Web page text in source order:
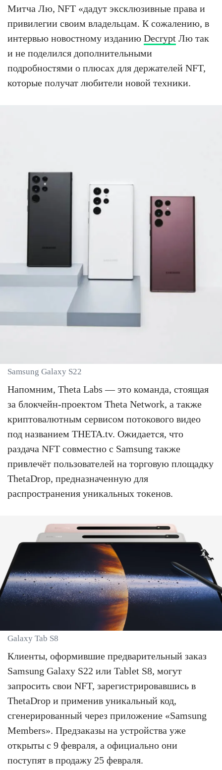
Митча Лю, NFT «дадут эксклюзивные права и
привилегии своим владельцам. К сожалению, в
интервью новостному изданию Decrypt Лю так
и не поделился дополнительными
подробностями о плюсах для держателей NFT,
которые получат любители новой техники.
Samsung Galaxy S22
Напомним, Theta Labs — это команда, стоящая
за блокчейн-проектом Theta Network, а также
криптовалютным сервисом потокового видео
под названием THETA.tv. Ожидается, что
раздача NFT совместно с Samsung также
привлечёт пользователей на торговую площадку
ThetaDrop, предназначенную для
распространения уникальных токенов.
Galaxy Tab S8
Клиенты, оформившие предварительный заказ
Samsung Galaxy S22 или Tablet S8, могут
запросить свои NFT, зарегистрировавшись в
ThetaDrop и применив уникальный код,
сгенерированный через приложение «Samsung
Members». Предзаказы на устройства уже
открыты с 9 февраля, а официально они
поступят в продажу 25 февраля.